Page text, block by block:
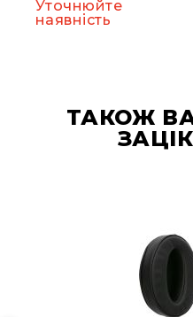
Уточнюйте
наявність
ТАКОЖ